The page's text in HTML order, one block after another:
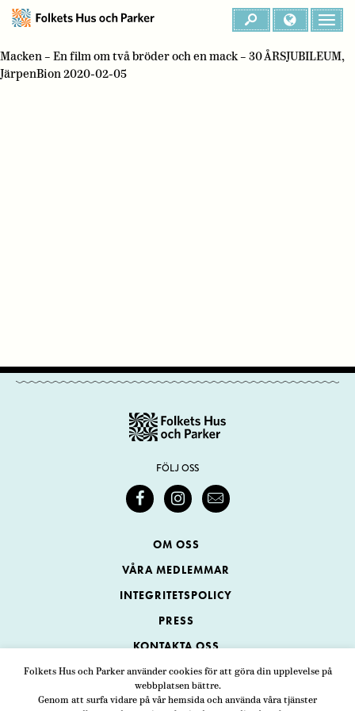
Folkets Hus och Parker använder cookies för att göra din upplevelse på
webbplatsen bättre.
Genom att surfa vidare på vår hemsida och använda våra tjänster
Macken – En film om två bröder och en mack – 30 ÅRSJUBILEUM,
JärpenBion 2020-02-05
FÖLJ OSS
OM OSS
VÅRA MEDLEMMAR
INTEGRITETSPOLICY
PRESS
KONTAKTA OSS
Folkets Hus och Parker